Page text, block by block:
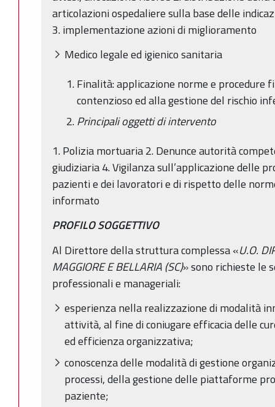
articolazioni ospedaliere sulla base delle
3. implementazione azioni di miglioramento
Medico legale ed igienico sanitaria
Finalità: applicazione norme e procedure
contenzioso ed alla gestione del rischio
Principali oggetti di intervento
1. Polizia mortuaria 2. Denunce autorità
giudiziaria 4. Vigilanza sull’applicazione delle
pazienti e dei lavoratori e di rispetto delle
informato
PROFILO SOGGETTIVO
Al Direttore della struttura complessa «U.O.
MAGGIORE E BELLARIA (SC)» sono richieste le
professionali e manageriali:
esperienza nella realizzazione di modalità
attività, al fine di coniugare efficacia delle
ed efficienza organizzativa;
conoscenza delle modalità di gestione
processi, della gestione delle piattaforme
paziente;